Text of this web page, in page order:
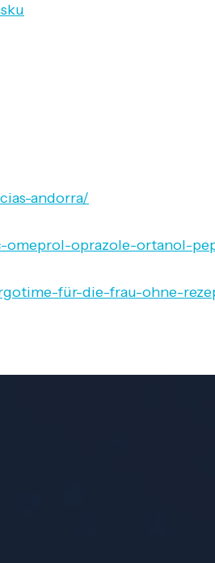
andorra/
oprazole-ortanol-
für-die-frau-ohne-